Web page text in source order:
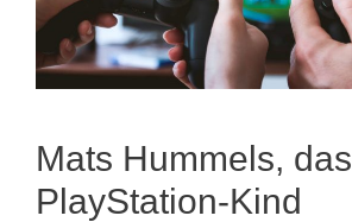
Mats Hummels, das
PlayStation-Kind